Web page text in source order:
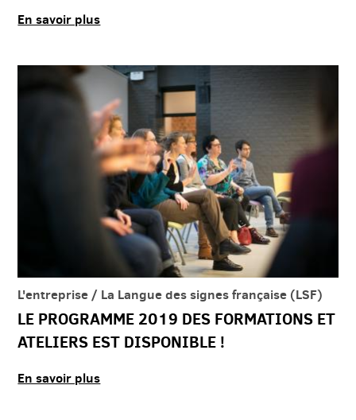
En savoir plus
L'entreprise / La Langue des signes française (LSF)
LE PROGRAMME 2019 DES FORMATIONS ET
ATELIERS EST DISPONIBLE !
En savoir plus